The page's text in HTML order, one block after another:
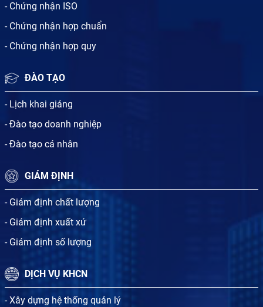
- Chứng nhận ISO
- Chứng nhận hợp chuẩn
- Chứng nhận hợp quy
ĐÀO TẠO
- Lịch khai giảng
- Đào tạo doanh nghiệp
- Đào tạo cá nhân
GIÁM ĐỊNH
- Giám định chất lượng
- Giám định xuất xứ
- Giám định số lượng
DỊCH VỤ KHCN
- Xây dựng hệ thống quản lý